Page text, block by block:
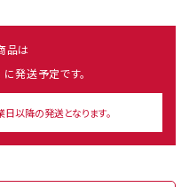
品は
に発送予定です。
以降の発送となります。